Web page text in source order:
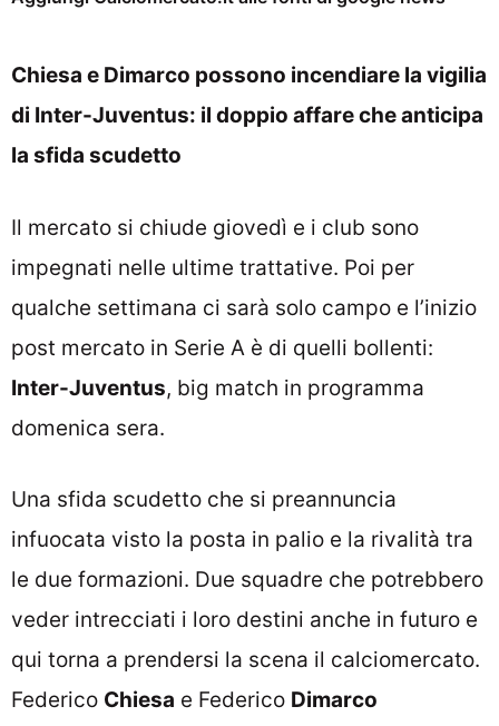
Chiesa e Dimarco possono incendiare la vigilia
di Inter-Juventus: il doppio affare che anticipa
la sfida scudetto
Il mercato si chiude giovedì e i club sono
impegnati nelle ultime trattative. Poi per
qualche settimana ci sarà solo campo e l’inizio
post mercato in Serie A è di quelli bollenti:
Inter-Juventus, big match in programma
domenica sera.
Una sfida scudetto che si preannuncia
infuocata visto la posta in palio e la rivalità tra
le due formazioni. Due squadre che potrebbero
veder intrecciati i loro destini anche in futuro e
qui torna a prendersi la scena il calciomercato.
Federico Chiesa e Federico Dimarco